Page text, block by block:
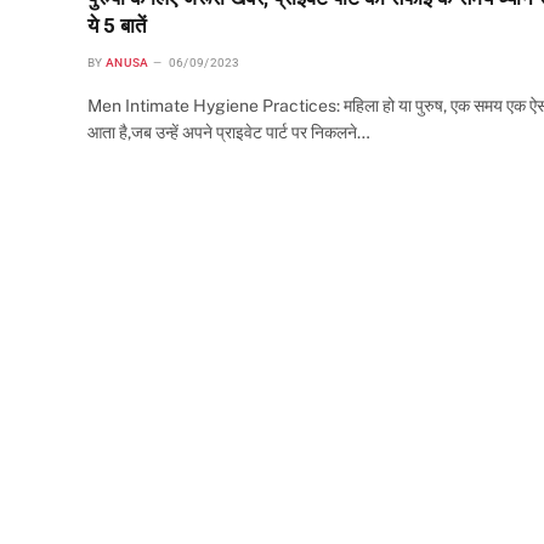
ये 5 बातें
BY ANUSA 06/09/2023
Men Intimate Hygiene Practices: महिला हो या पुरुष, एक समय एक
आता है,जब उन्हें अपने प्राइवेट पार्ट पर निकलने…